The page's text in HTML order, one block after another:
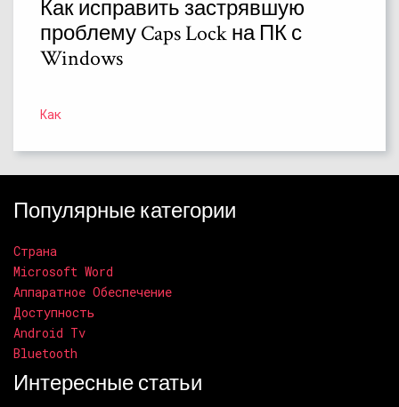
Как исправить застрявшую
проблему Caps Lock на ПК с
Windows
Как
Популярные категории
Страна
Microsoft Word
Аппаратное Обеспечение
Доступность
Android Tv
Bluetooth
Интересные статьи